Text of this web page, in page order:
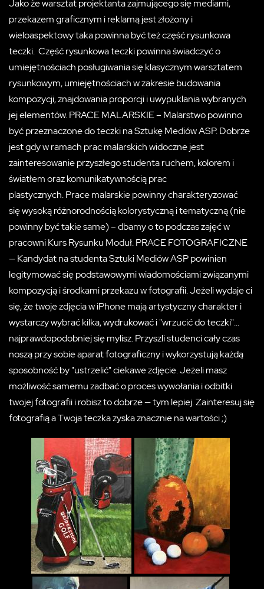
Jako że warsztat projektanta zajmującego się mediami,
przekazem graficznym i reklamą jest złożony i
wieloaspektowy taka powinna być też część rysunkowa
teczki. Część rysunkowa teczki powinna świadczyć o
umiejętnościach posługiwania się klasycznym warsztatem
rysunkowym, umiejętnościach w zakresie budowania
kompozycji, znajdowania proporcji i uwypuklania wybranych
jej elementów. PRACE MALARSKIE – Malarstwo powinno
być przeznaczone do teczki na Sztukę Mediów ASP. Dobrze
jest gdy w ramach prac malarskich widoczne jest
zainteresowanie przyszłego studenta ruchem, kolorem i
światłem oraz komunikatywnością prac
plastycznych. Prace malarskie powinny charakteryzować
się wysoką różnorodnością kolorystyczną i tematyczną (nie
powinny być takie same) – dbamy o to podczas zajęć w
pracowni Kurs Rysunku Moduł. PRACE FOTOGRAFICZNE
— Kandydat na studenta Sztuki Mediów ASP powinien
legitymować się podstawowymi wiadomościami związanymi
kompozycją i środkami przekazu w fotografii. Jeżeli wydaje ci
się, że twoje zdjęcia w iPhone mają artystyczny charakter i
wystarczy wybrać kilka, wydrukować i "wrzucić do teczki"...
najprawdopodobniej się mylisz. Przyszli studenci cały czas
noszą przy sobie aparat fotograficzny i wykorzystują każdą
sposobność by "ustrzelić" ciekawe zdjęcie. Jeżeli masz
możliwość samemu zadbać o proces wywołania i odbitki
twojej fotografii i robisz to dobrze — tym lepiej. Zainteresuj się
fotografią a Twoja teczka zyska znacznie na wartości ;)